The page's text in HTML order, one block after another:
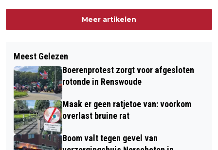
Meer artikelen
Meest Gelezen
Boerenprotest zorgt voor afgesloten
rotonde in Renswoude
Maak er geen ratjetoe van: voorkom
overlast bruine rat
Boom valt tegen gevel van